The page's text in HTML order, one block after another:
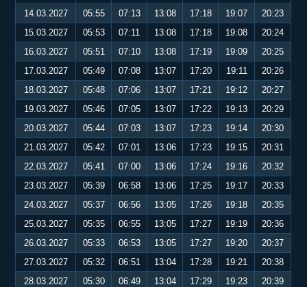
14.03.2027
05:55 07:13 13:08 17:18 19:07
20:23
15.03.2027
05:53 07:11 13:08 17:18 19:08
20:24
16.03.2027
05:51 07:10 13:08 17:19 19:09
20:25
17.03.2027
05:49 07:08 13:07 17:20 19:11
20:26
18.03.2027
05:48 07:06 13:07 17:21 19:12
20:27
19.03.2027
05:46 07:05 13:07 17:22 19:13
20:29
20.03.2027
05:44 07:03 13:07 17:23 19:14
20:30
21.03.2027
05:42 07:01 13:06 17:23 19:15
20:31
22.03.2027
05:41 07:00 13:06 17:24 19:16
20:32
23.03.2027
05:39 06:58 13:06 17:25 19:17
20:33
24.03.2027
05:37 06:56 13:05 17:26 19:18
20:35
25.03.2027
05:35 06:55 13:05 17:27 19:19
20:36
26.03.2027
05:33 06:53 13:05 17:27 19:20
20:37
27.03.2027
05:32 06:51 13:04 17:28 19:21
20:38
28.03.2027
05:30 06:49 13:04 17:29 19:23
20:39